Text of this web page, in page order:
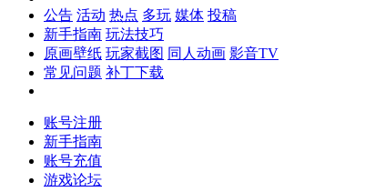
公告 活动 热点 多玩 媒体 投稿
新手指南 玩法技巧
原画壁纸 玩家截图 同人动画 影音TV
常见问题 补丁下载
账号注册
新手指南
账号充值
游戏论坛